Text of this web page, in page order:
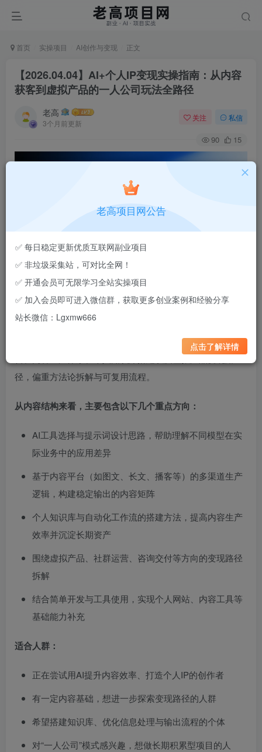
首页 实操项目 AI创作与变现 正文
【2026.04.04】AI+个人IP变现实操指南：从内容
获客到虚拟产品的一人公司玩法全路径
老高
3个月前更新
关注 私信
90 15
这是一套围绕「AI+个人IP变现」展开的实操型视频内容，核
心思路是从内容获取流量，到构建个人商业闭环，逐步搭建
一人可运转的轻量化商业模型。整体内容覆盖大模型应用逻
径，偏重方法论拆解与可复用流程。
从内容结构来看，主要包含以下几个重点方向：
AI工具选择与提示词设计思路，帮助理解不同模型在实
际业务中的应用差异
基于内容平台（如图文、长文、播客等）的多渠道生产
逻辑，构建稳定输出的内容矩阵
个人知识库与自动化工作流的搭建方法，提高内容生产
效率并沉淀长期资产
围绕虚拟产品、社群运营、咨询交付等方向的变现路径
拆解
结合简单开发与工具使用，实现个人网站、内容工具等
基础能力补充
适合人群：
正在尝试用AI提升内容效率、打造个人IP的创作者
有一定内容基础，想进一步探索变现路径的人群
希望搭建知识库、优化信息处理与输出流程的个体
对“一人公司”模式感兴趣，想做长期积累型项目的人
老高项目网公告
✅ 每日稳定更新优质互联网副业项目
✅ 非垃圾采集站，可对比全网！
✅ 开通会员可无限学习全站实操项目
✅ 加入会员即可进入微信群，获取更多创业案例和经验分享
站长微信：Lgxmw666
点击了解详情